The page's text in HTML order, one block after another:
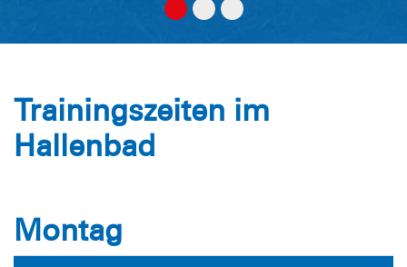
Trainingszeiten im
Hallenbad
Montag